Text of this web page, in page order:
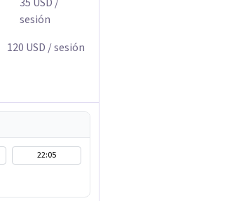
sesión
120 USD / sesión
22:05